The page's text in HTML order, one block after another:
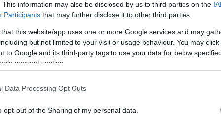
This information may also be disclosed by us to third parties on the
Participants that may further disclose it to other third parties.
that this website/app uses one or more Google services and may
but not limited to your visit or usage behaviour. You may
to Google and its third-party tags to use your data for below
consent section.
Data Processing Opt Outs
opt-out of the Sharing of my personal data.
Igazgató:Szirtes Balázs
Kőrösi Csaba
Zeneszerző:Tóth Loon
Csarnóy Zsuzsanna
Benczédi Sándor
Nyirkó István
Ónodi Gábor
Bakody József
Szűcs László